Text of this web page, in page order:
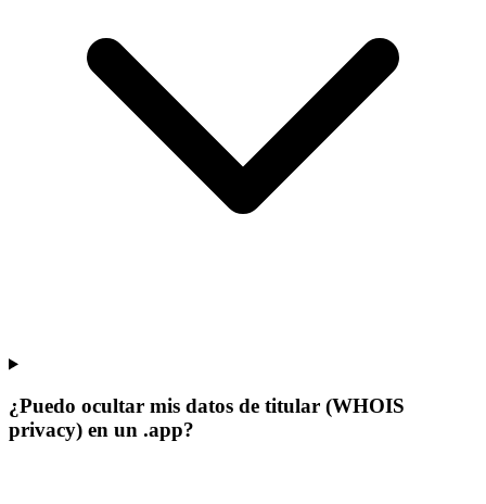
¿Puedo ocultar mis datos de titular (WHOIS
privacy) en un .app?